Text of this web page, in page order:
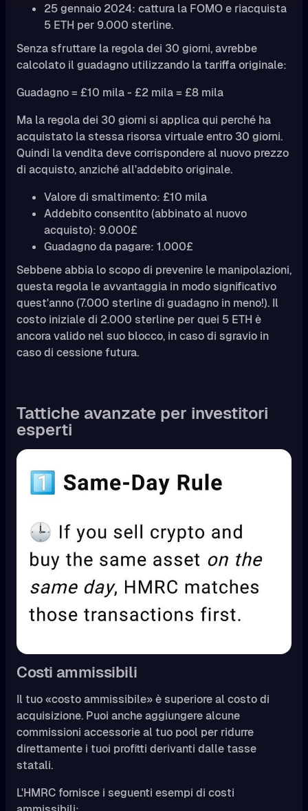
25 gennaio 2024: cattura la FOMO e riacquista
5 ETH per 9.000 sterline.
Senza sfruttare la regola dei 30 giorni, avrebbe
calcolato il guadagno utilizzando la tariffa originale:
Guadagno = £10 mila - £2 mila = £8 mila
Ma la regola dei 30 giorni si applica qui perché ha
acquistato la stessa risorsa virtuale entro 30 giorni.
Quindi la vendita deve corrispondere al nuovo prezzo
di acquisto, anziché all'addebito originale.
Valore di smaltimento: £10 mila
Addebito consentito (abbinato al nuovo
acquisto): 9.000£
Guadagno da pagare: 1.000£
Sebbene abbia lo scopo di prevenire le manipolazioni,
questa regola le avvantaggia in modo significativo
quest'anno (7.000 sterline di guadagno in meno!). Il
costo iniziale di 2.000 sterline per quei 5 ETH è
ancora valido nel suo blocco, in caso di sgravio in
caso di cessione futura.
Tattiche avanzate per investitori
esperti
Costi ammissibili
Il tuo «costo ammissibile» è superiore al costo di
acquisizione. Puoi anche aggiungere alcune
commissioni accessorie al tuo pool per ridurre
direttamente i tuoi profitti derivanti dalle tasse
statali.
L'HMRC fornisce i seguenti esempi di costi